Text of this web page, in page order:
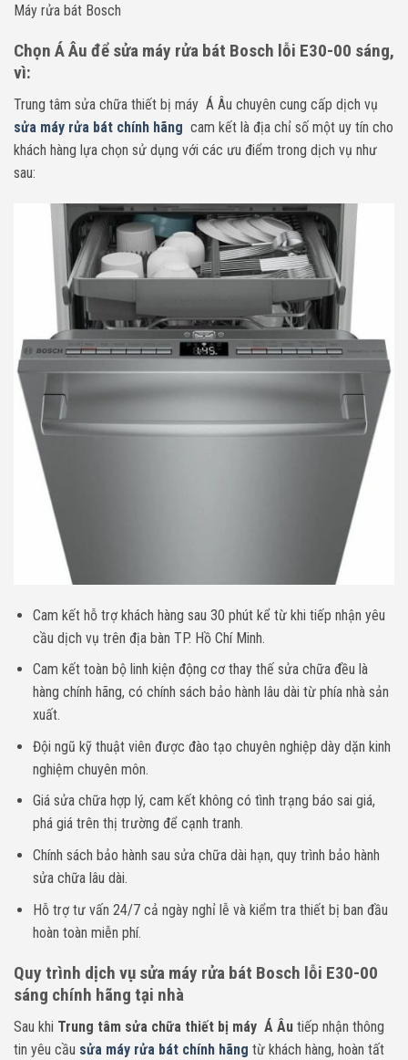
Máy rửa bát Bosch
Chọn Á Âu để sửa máy rửa bát Bosch lỗi E30-00 sáng,
vì:
Trung tâm sửa chữa thiết bị máy Á Âu chuyên cung cấp dịch vụ
sửa máy rửa bát chính hãng cam kết là địa chỉ số một uy tín cho
khách hàng lựa chọn sử dụng với các ưu điểm trong dịch vụ như
sau:
Cam kết hỗ trợ khách hàng sau 30 phút kể từ khi tiếp nhận yêu
cầu dịch vụ trên địa bàn TP. Hồ Chí Minh.
Cam kết toàn bộ linh kiện động cơ thay thế sửa chữa đều là
hàng chính hãng, có chính sách bảo hành lâu dài từ phía nhà sản
xuất.
Đội ngũ kỹ thuật viên được đào tạo chuyên nghiệp dày dặn kinh
nghiệm chuyên môn.
Giá sửa chữa hợp lý, cam kết không có tình trạng báo sai giá,
phá giá trên thị trường để cạnh tranh.
Chính sách bảo hành sau sửa chữa dài hạn, quy trình bảo hành
sửa chữa lâu dài.
Hỗ trợ tư vấn 24/7 cả ngày nghỉ lễ và kiểm tra thiết bị ban đầu
hoàn toàn miễn phí.
Quy trình dịch vụ sửa máy rửa bát Bosch lỗi E30-00
sáng chính hãng tại nhà
Sau khi Trung tâm sửa chữa thiết bị máy Á Âu tiếp nhận thông
tin yêu cầu sửa máy rửa bát chính hãng từ khách hàng, hoàn tất